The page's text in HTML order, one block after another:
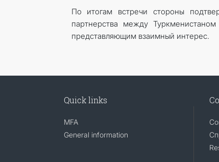
По итогам встречи стороны
партнерства между
представляющим взаимный интерес.
Quick links
MFA
General information